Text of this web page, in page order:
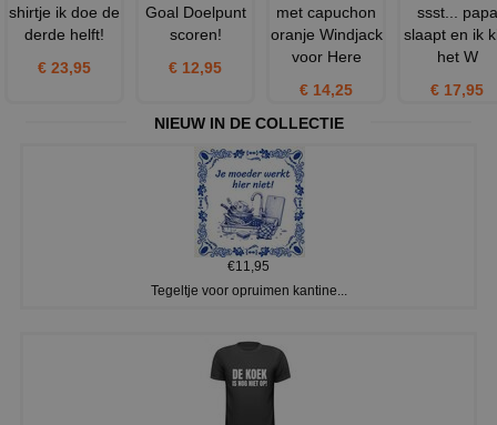
shirtje ik doe de
derde helft!
€ 23,95
Goal Doelpunt
scoren!
€ 12,95
met capuchon
oranje Windjack
voor Here
€ 14,25
ssst... papa
slaapt en ik
het W
€ 17,95
NIEUW IN DE COLLECTIE
€11,95
Tegeltje voor opruimen kantine...